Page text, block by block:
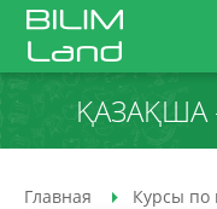
ҚАЗАҚША
Главная Курсы по